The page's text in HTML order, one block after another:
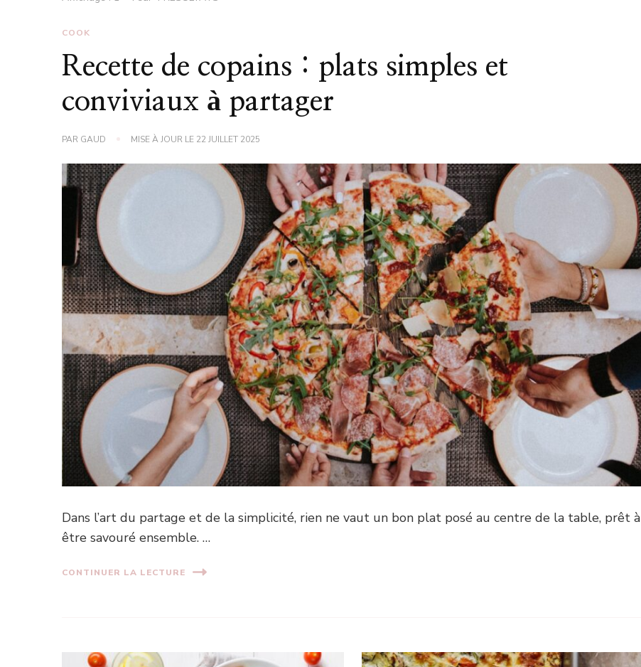
COOK
Recette de copains : plats simples et
conviviaux à partager
PAR GAUD MISE À JOUR LE 22 JUILLET 2025
Dans l’art du partage et de la simplicité, rien ne vaut un bon plat posé au centre de la table, prêt à
être savouré ensemble. …
CONTINUER LA LECTURE